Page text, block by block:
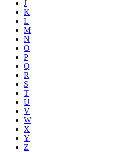
J
K
L
M
N
O
P
Q
R
S
T
U
V
W
X
Y
Z